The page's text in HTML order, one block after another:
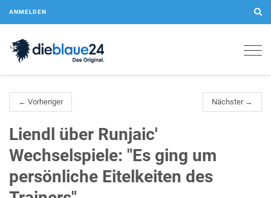
ANMELDEN
← Vorheriger Nächster →
Liendl über Runjaic'
Wechselspiele: "Es ging um
persönliche Eitelkeiten des